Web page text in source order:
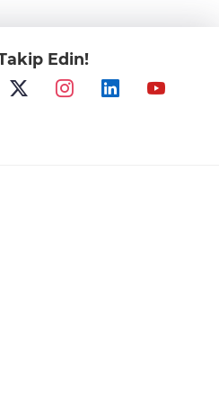
Edin!